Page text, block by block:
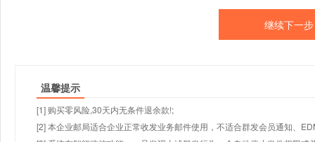
温馨提示
[1] 购买零风险,30天内无条件退余款!;
[2] 本企业邮局适合企业正常收发业务邮件使用，不适合群发会员通知、